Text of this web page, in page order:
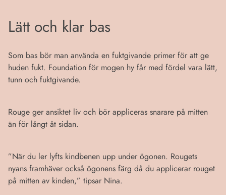
Lätt och klar bas
Som bas bör man använda en fuktgivande primer för att ge
huden fukt. Foundation för mogen hy får med fördel vara lätt,
tunn och fuktgivande.
Rouge ger ansiktet liv och bör appliceras snarare på mitten
än för långt åt sidan.
”När du ler lyfts kindbenen upp under ögonen. Rougets
nyans framhäver också ögonens färg då du applicerar rouget
på mitten av kinden,” tipsar Nina.